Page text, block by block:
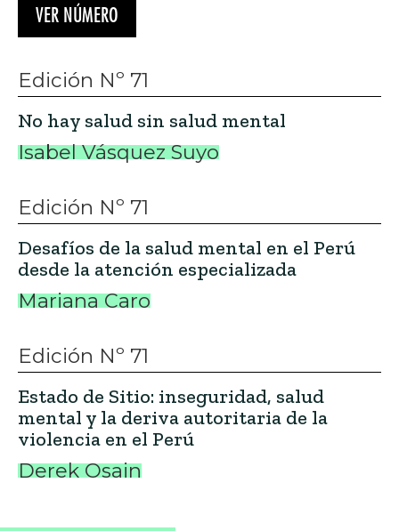
VER NÚMERO
Edición Nº 71
No hay salud sin salud mental
Isabel Vásquez Suyo
Edición Nº 71
Desafíos de la salud mental en el Perú
desde la atención especializada
Mariana Caro
Edición Nº 71
Estado de Sitio: inseguridad, salud
mental y la deriva autoritaria de la
violencia en el Perú
Derek Osain